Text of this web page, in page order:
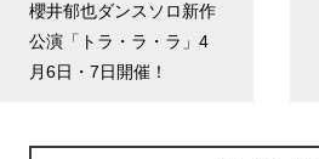
櫻井郁也ダンスソロ新作
公演「トラ・ラ・ラ」4
月6日・7日開催！